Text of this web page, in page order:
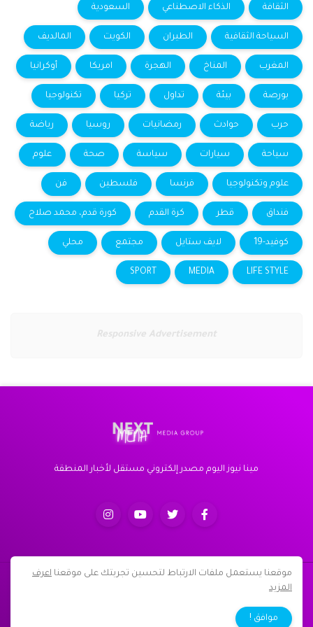
الثقافة الذكاء الاصطناعي السعودية
السياحة الثقافية الطيران الكويت المالديف
المغرب المناخ الهجرة امريكا أوكرانيا
بورصة بيئة تداول تركيا تكنولوجيا
حرب حوادث رمضانيات روسيا رياضة
سياحة سيارات سياسة صحة علوم
علوم وتكنولوجيا فرنسا فلسطين فن
فنداق قطر كرة القدم كورة قدم، محمد صلاح
كوفيد-19 لايف ستايل مجتمع محلي
LIFE STYLE
MEDIA
SPORT
Responsive Advertisement
مينا نيوز اليوم مصدر إلكتروني مستقل لأخبار المنطقة
الرئيسية
موقعنا يستعمل ملفات الارتباط لتحسين تجربتك على موقعنا اعرف
المزيد
موافق !